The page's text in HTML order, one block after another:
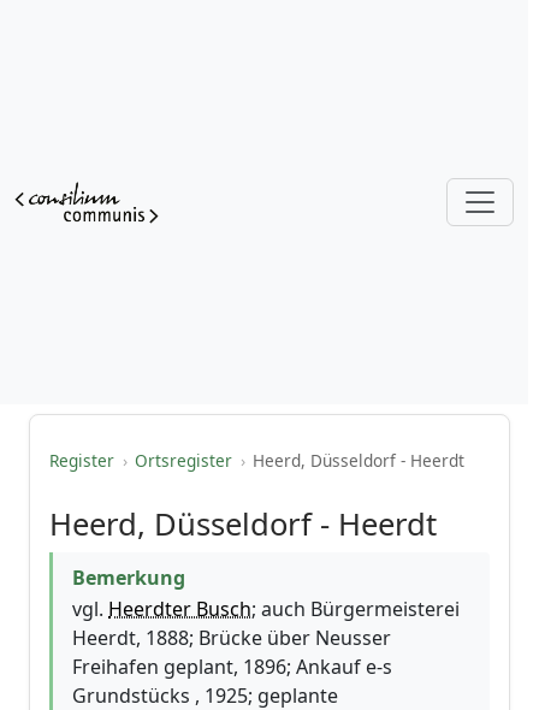
Register › Ortsregister › Heerd, Düsseldorf - Heerdt
Heerd, Düsseldorf - Heerdt
Bemerkung
vgl. Heerdter Busch; auch Bürgermeisterei
Heerdt, 1888; Brücke über Neusser
Freihafen geplant, 1896; Ankauf e-s
Grundstücks , 1925; geplante